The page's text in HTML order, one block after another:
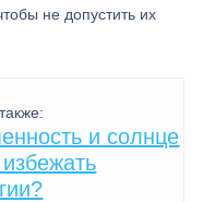
не допустить их
и солнце